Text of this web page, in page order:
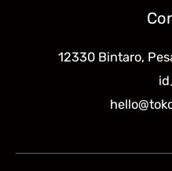
12330 Bintaro,